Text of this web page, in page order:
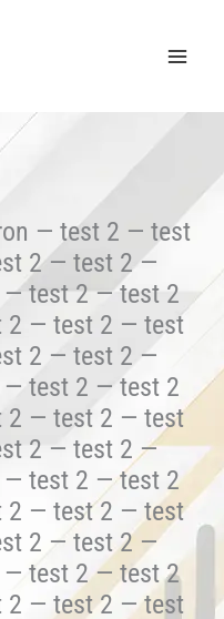
— test 2 — test
2 — test 2 —
test 2 — test 2
2 — test 2 — test
2 — test 2 —
test 2 — test 2
2 — test 2 — test
2 — test 2 —
test 2 — test 2
2 — test 2 — test
2 — test 2 —
test 2 — test 2
2 — test 2 — test